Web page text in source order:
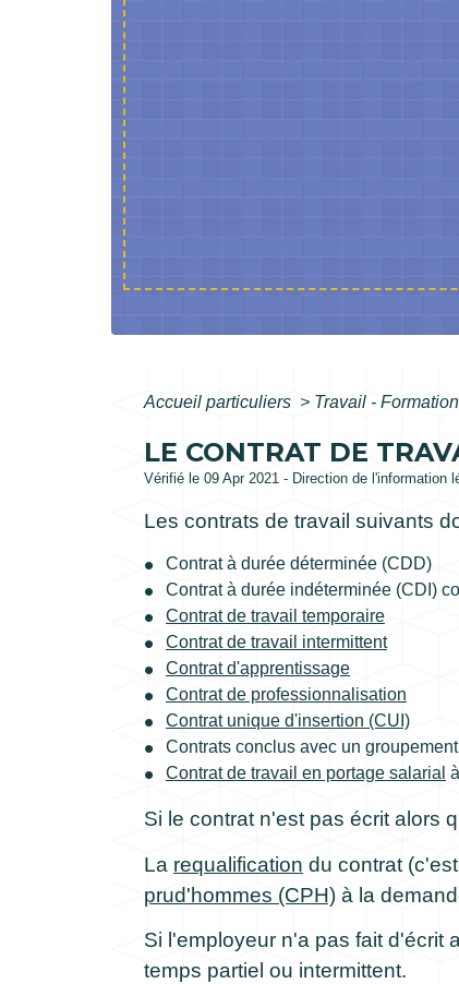
Accueil particuliers > Travail - Formation
LE CONTRAT DE
Vérifié le 09 Apr 2021 - Direction de l'information
Les contrats de travail suivants
Contrat à durée déterminée (CDD)
Contrat à durée indéterminée (CDI)
Contrat de travail temporaire
Contrat de travail intermittent
Contrat d'apprentissage
Contrat de professionnalisation
Contrat unique d'insertion (CUI)
Contrats conclus avec un
Contrat de travail en portage salarial
Si le contrat n'est pas écrit alors
La requalification du contrat
prud'hommes (CPH) à la
Si l'employeur n'a pas fait d'écrit
temps partiel ou intermittent.